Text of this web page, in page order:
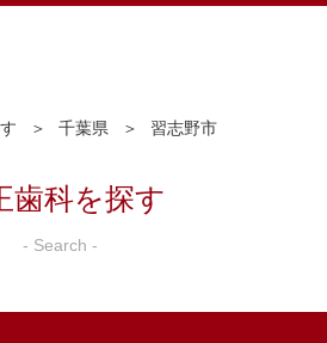
千葉県 習志野市
歯科を探す
- Search -